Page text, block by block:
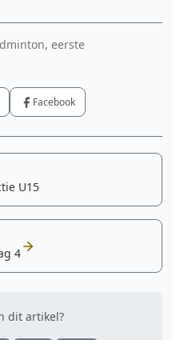
eerste
Facebook
U15
4
dit artikel?